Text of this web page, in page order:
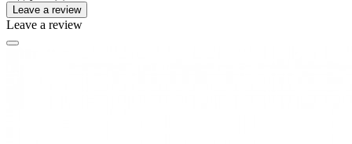
Leave a review
Leave a review